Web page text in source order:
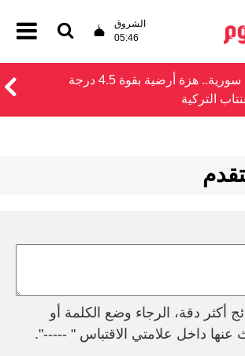
الشروق
05:46
شعر بها سكان سورية.. هزة أرضية بقوة 4.5 درجة
التركية
أكثر دقة، الرجاء وضع الكلمة أو
عنها داخل علامتي الاقتباس " -----".